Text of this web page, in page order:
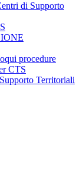
di Supporto
procedure
CTS
Territoriali